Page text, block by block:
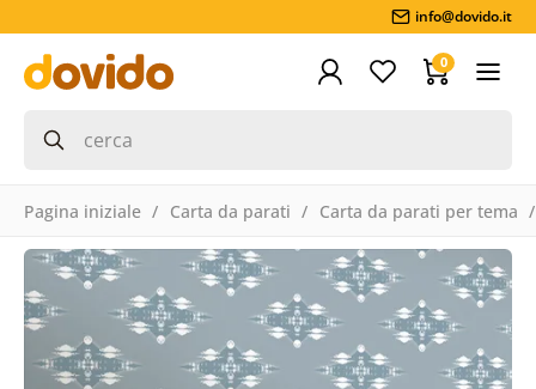
info@dovido.it
0
Pagina iniziale Carta da parati Carta da parati per tema